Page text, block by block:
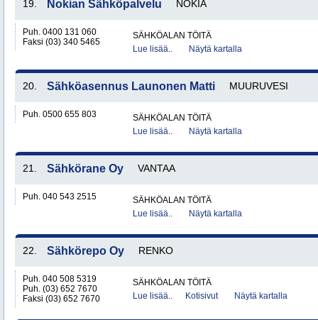
19. Nokian Sähköpalvelu NOKIA
Puh. 0400 131 060
Faksi (03) 340 5465
SÄHKÖALAN TÖITÄ
Lue lisää..
Näytä kartalla
20. Sähköasennus Launonen Matti MUURUVESI
Puh. 0500 655 803
SÄHKÖALAN TÖITÄ
Lue lisää..
Näytä kartalla
21. Sähkörane Oy VANTAA
Puh. 040 543 2515
SÄHKÖALAN TÖITÄ
Lue lisää..
Näytä kartalla
22. Sähkörepo Oy RENKO
Puh. 040 508 5319
Puh. (03) 652 7670
Faksi (03) 652 7670
SÄHKÖALAN TÖITÄ
Lue lisää..
Kotisivut Näytä kartalla